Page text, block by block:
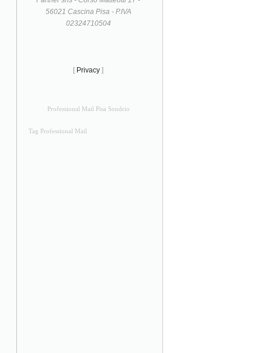
56021 Cascina Pisa - P.IVA
02324710504
[ Privacy ]
Professional Mail Pisa Sondrio
Tag Professional Mail